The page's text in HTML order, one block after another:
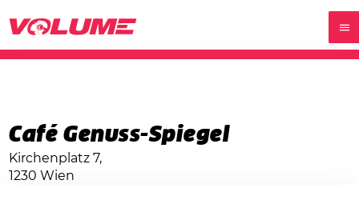
Café Genuss-Spiegel
Kirchenplatz 7,
1230 Wien